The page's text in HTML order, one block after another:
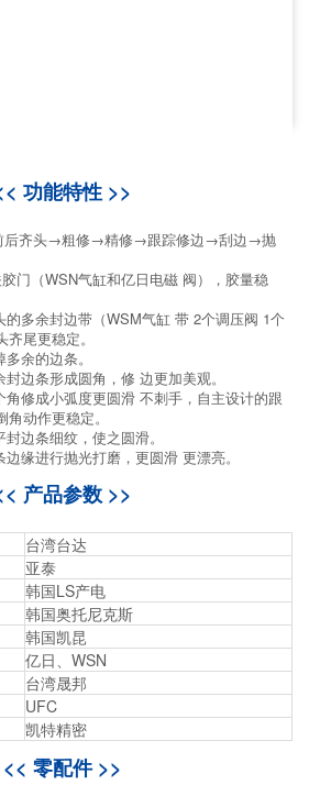
功能特性 >>
后齐头→粗修→精修→跟踪修边→刮边→抛
门（WSN气缸和亿日电磁 阀），胶量稳
多余封边带（WSM气缸 带 2个调压阀 1个
尾更稳定。
余的边条。
边条形成圆角，修 边更加美观。
修成小弧度更圆滑 不刺手，自主设计的跟
动作更稳定。
边条细纹，使之圆滑。
缘进行抛光打磨，更圆滑 更漂亮。
产品参数 >>
台湾台达
亚泰
韩国LS产电
韩国奥托尼克斯
韩国凯昆
亿日、WSN
台湾晟邦
UFC
凯特精密
<< 零配件 >>